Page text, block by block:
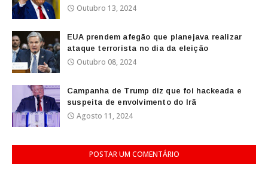
Outubro 13, 2024
EUA prendem afegão que planejava realizar
ataque terrorista no dia da eleição
Outubro 08, 2024
Campanha de Trump diz que foi hackeada e
suspeita de envolvimento do Irã
Agosto 11, 2024
POSTAR UM COMENTÁRIO